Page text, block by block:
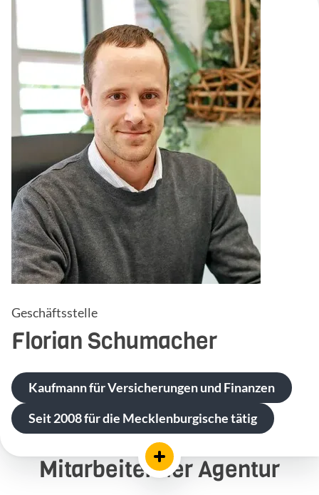
Geschäftsstelle
Florian Schumacher
Kaufmann für Versicherungen und Finanzen
Seit 2008 für die Mecklenburgische tätig
Mitarbeiter der Agentur